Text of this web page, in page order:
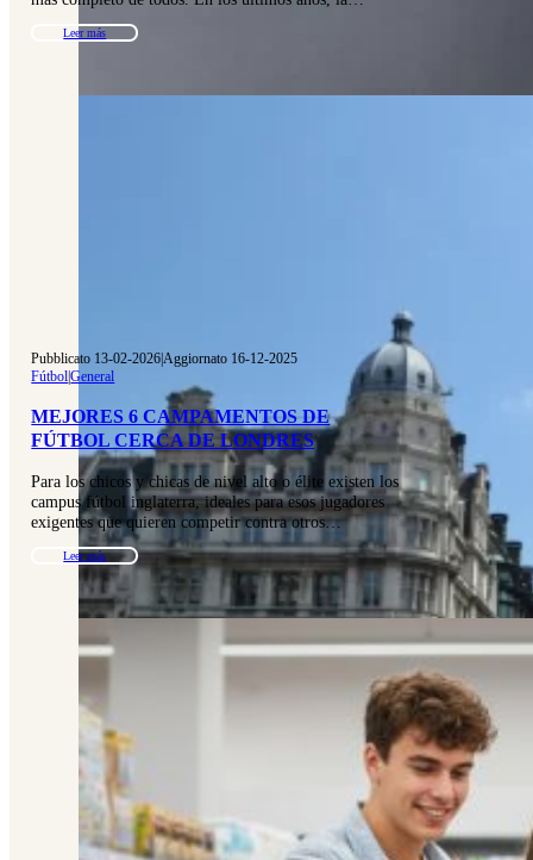
Leer más
Pubblicato 13-02-2026|Aggiornato 16-12-2025
Fútbol|General
MEJORES 6 CAMPAMENTOS DE
FÚTBOL CERCA DE LONDRES
Para los chicos y chicas de nivel alto o élite existen los
campus fútbol inglaterra, ideales para esos jugadores
exigentes que quieren competir contra otros…
Leer más